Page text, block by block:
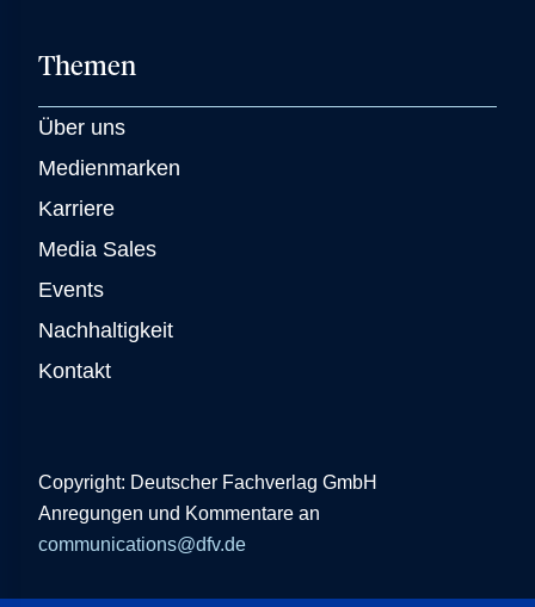
Themen
Über uns
Medienmarken
Karriere
Media Sales
Events
Nachhaltigkeit
Kontakt
Copyright: Deutscher Fachverlag GmbH
Anregungen und Kommentare an
communications@dfv.de